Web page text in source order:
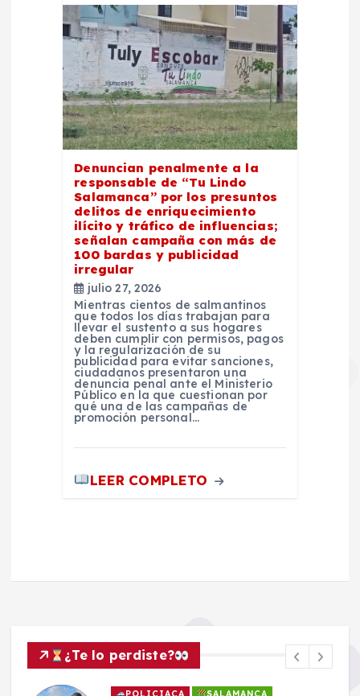
Denuncian penalmente a la
responsable de “Tu Lindo
Salamanca” por los presuntos
delitos de enriquecimiento
ilícito y tráfico de influencias;
señalan campaña con más de
100 bardas y publicidad
irregular
julio 27, 2026
Mientras cientos de salmantinos
que todos los días trabajan para
llevar el sustento a sus hogares
deben cumplir con permisos, pagos
y la regularización de su
publicidad para evitar sanciones,
ciudadanos presentaron una
denuncia penal ante el Ministerio
Público en la que cuestionan por
qué una de las campañas de
promoción personal…
LEER COMPLETO
¿Te lo perdiste?
POLICIACA SALAMANCA